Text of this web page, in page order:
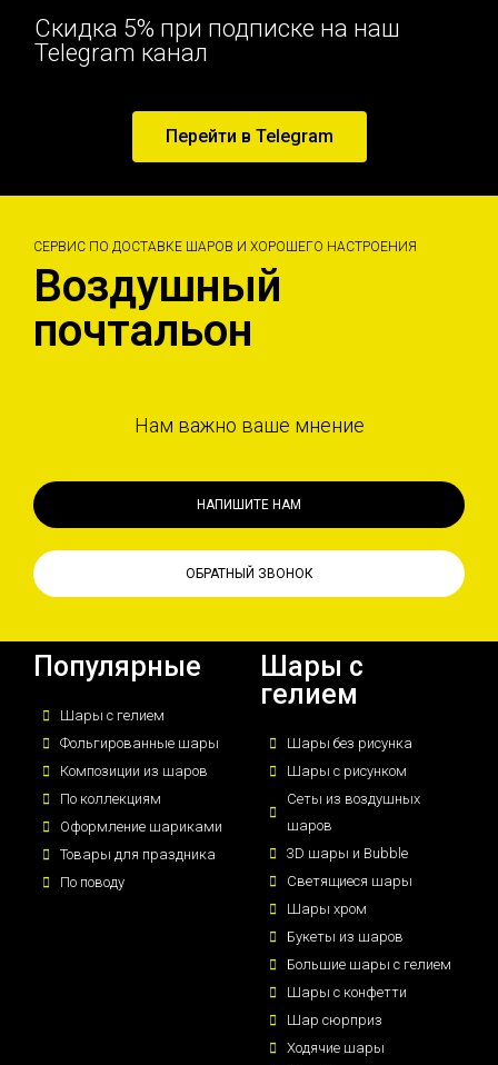
Скидка 5% при подписке на наш
Telegram канал
Перейти в Telegram
СЕРВИС ПО ДОСТАВКЕ ШАРОВ И ХОРОШЕГО НАСТРОЕНИЯ
Воздушный
почтальон
Нам важно ваше мнение
НАПИШИТЕ НАМ
ОБРАТНЫЙ ЗВОНОК
Популярные
Шары с гелием
Фольгированные шары
Композиции из шаров
По коллекциям
Оформление шариками
Товары для праздника
По поводу
Шары с
гелием
Шары без рисунка
Шары с рисунком
Сеты из воздушных
шаров
3D шары и Bubble
Светящиеся шары
Шары хром
Букеты из шаров
Большие шары с гелием
Шары с конфетти
Шар сюрприз
Ходячие шары